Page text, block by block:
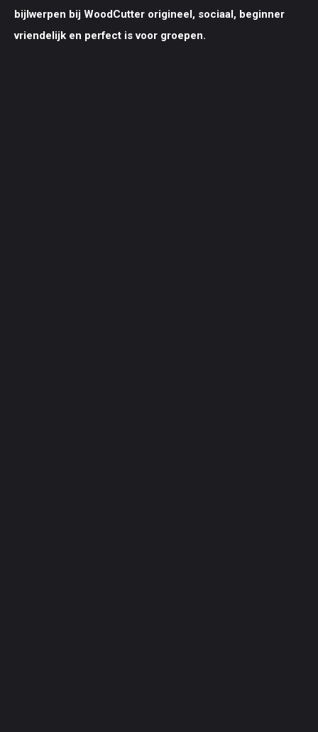
bijlwerpen bij WoodCutter origineel, sociaal, beginner
vriendelijk en perfect is voor groepen.